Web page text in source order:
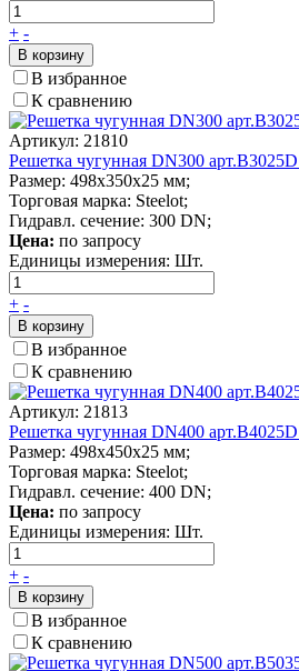
+ -
В корзину
В избранное
К сравнению
Артикул: 21810
Решетка чугунная DN300 арт.В3025D
Размер: 498х350х25 мм;
Торговая марка: Steelot;
Гидравл. сечение: 300 DN;
Цена: по запросу
Единицы измерения: Шт.
+ -
В корзину
В избранное
К сравнению
Артикул: 21813
Решетка чугунная DN400 арт.В4025D
Размер: 498х450х25 мм;
Торговая марка: Steelot;
Гидравл. сечение: 400 DN;
Цена: по запросу
Единицы измерения: Шт.
+ -
В корзину
В избранное
К сравнению